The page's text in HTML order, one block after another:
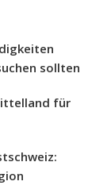
sollten
für